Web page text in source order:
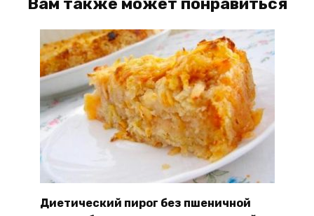
Диетический пирог без пшеничной